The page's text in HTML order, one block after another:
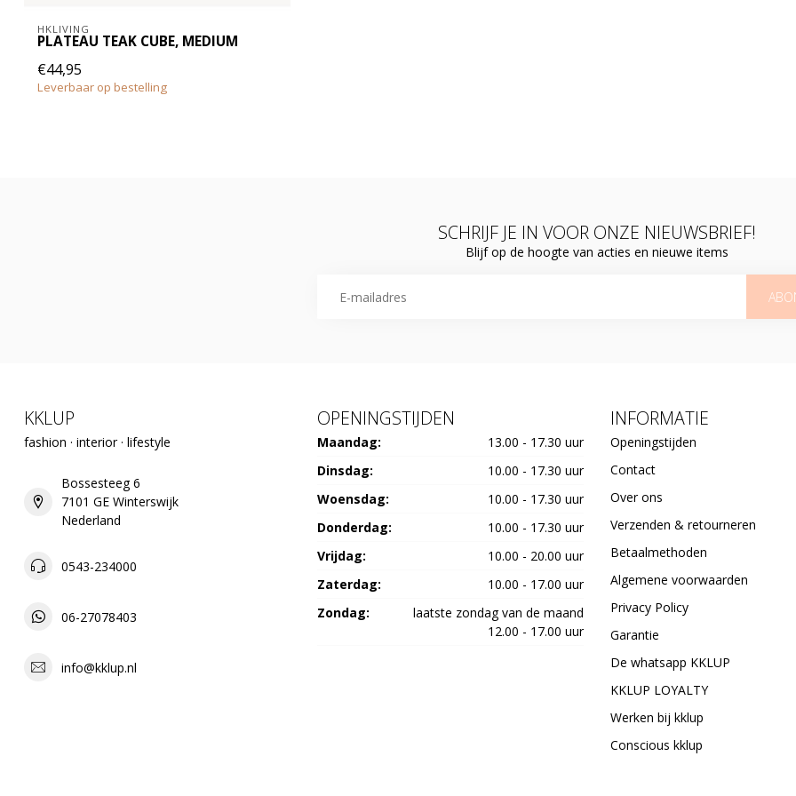
HKLIVING
PLATEAU TEAK CUBE, MEDIUM
€44,95
Leverbaar op bestelling
SCHRIJF JE IN VOOR ONZE NIEUWSBRIEF!
Blijf op de hoogte van acties en nieuwe items
KKLUP
fashion · interior · lifestyle
Bossesteeg 6
7101 GE Winterswijk
Nederland
0543-234000
06-27078403
info@kklup.nl
OPENINGSTIJDEN
Maandag:
13.00 - 17.30 uur
Dinsdag:
10.00 - 17.30 uur
Woensdag:
10.00 - 17.30 uur
Donderdag:
10.00 - 17.30 uur
Vrijdag:
10.00 - 20.00 uur
Zaterdag:
10.00 - 17.00 uur
Zondag:
laatste zondag van de maand
12.00 - 17.00 uur
INFORMATIE
Openingstijden
Contact
Over ons
Verzenden & retourneren
Betaalmethoden
Algemene voorwaarden
Privacy Policy
Garantie
De whatsapp KKLUP
KKLUP LOYALTY
Werken bij kklup
Conscious kklup